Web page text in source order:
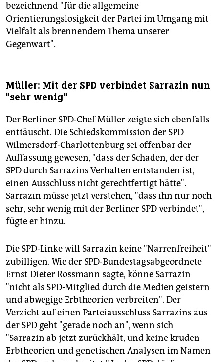
bezeichnend "für die allgemeine
Orientierungslosigkeit der Partei im Umgang mit
Vielfalt als brennendem Thema unserer
Gegenwart".
Müller: Mit der SPD verbindet Sarrazin nun
"sehr wenig"
Der Berliner SPD-Chef Müller zeigte sich ebenfalls
enttäuscht. Die Schiedskommission der SPD
Wilmersdorf-Charlottenburg sei offenbar der
Auffassung gewesen, "dass der Schaden, der der
SPD durch Sarrazins Verhalten entstanden ist,
einen Ausschluss nicht gerechtfertigt hätte".
Sarrazin müsse jetzt verstehen, "dass ihn nur noch
sehr, sehr wenig mit der Berliner SPD verbindet",
fügte er hinzu.
Die SPD-Linke will Sarrazin keine "Narrenfreiheit"
zubilligen. Wie der SPD-Bundestagsabgeordnete
Ernst Dieter Rossmann sagte, könne Sarrazin
"nicht als SPD-Mitglied durch die Medien geistern
und abwegige Erbtheorien verbreiten". Der
Verzicht auf einen Parteiausschluss Sarrazins aus
der SPD geht "gerade noch an", wenn sich
"Sarrazin ab jetzt zurückhält, und keine kruden
Erbtheorien und genetischen Analysen im Namen